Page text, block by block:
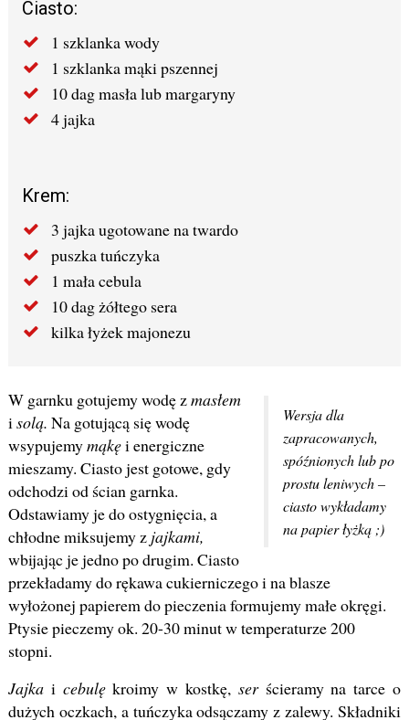
Ciasto:
1 szklanka wody
1 szklanka mąki pszennej
10 dag masła lub margaryny
4 jajka
Krem:
3 jajka ugotowane na twardo
puszka tuńczyka
1 mała cebula
10 dag żółtego sera
kilka łyżek majonezu
Wersja dla
zapracowanych,
spóźnionych lub po
prostu leniwych –
ciasto wykładamy
na papier łyżką ;)
W garnku gotujemy wodę zmasłem
isolą. Na gotującą się wodę
wsypujemymąkęi energiczne
mieszamy. Ciasto jest gotowe, gdy
odchodzi od ścian garnka.
Odstawiamy je do ostygnięcia, a
chłodne miksujemy z jajkami,
wbijając je jedno po drugim. Ciasto
przekładamy do rękawa cukierniczego i na blasze
wyłożonej papierem do pieczenia formujemy małe okręgi.
Ptysie pieczemy ok. 20-30 minut w temperaturze 200
stopni.
Jajkai cebulękroimy w kostkę, serścieramy na tarce o
dużych oczkach, a tuńczyka odsączamy z zalewy. Składniki